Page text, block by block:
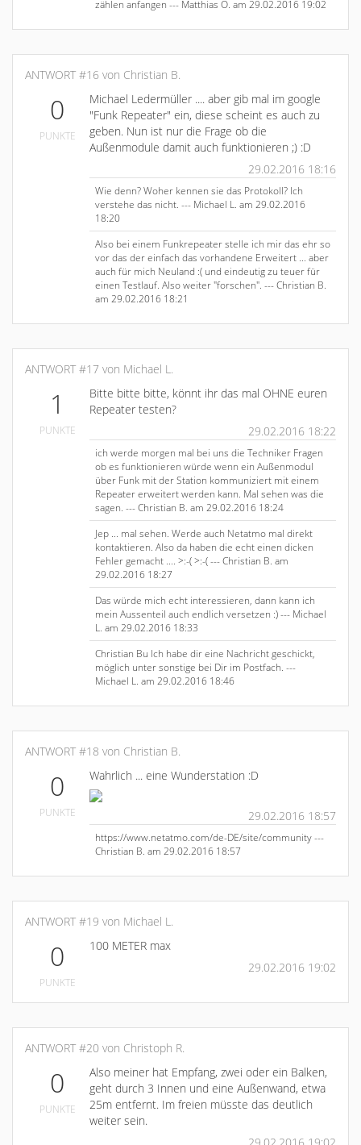
zählen anfangen --- Matthias O. am 29.02.2016 19:02
ANTWORT #16 von Christian B.
0
PUNKTE
Michael Ledermüller .... aber gib mal im google
"Funk Repeater" ein, diese scheint es auch zu
geben. Nun ist nur die Frage ob die
Außenmodule damit auch funktionieren ;) :D
29.02.2016 18:16
Wie denn? Woher kennen sie das Protokoll? Ich
verstehe das nicht. --- Michael L. am 29.02.2016
18:20
Also bei einem Funkrepeater stelle ich mir das ehr so
vor das der einfach das vorhandene Erweitert ... aber
auch für mich Neuland :( und eindeutig zu teuer für
einen Testlauf. Also weiter "forschen". --- Christian B.
am 29.02.2016 18:21
ANTWORT #17 von Michael L.
1
PUNKTE
Bitte bitte bitte, könnt ihr das mal OHNE euren
Repeater testen?
29.02.2016 18:22
ich werde morgen mal bei uns die Techniker Fragen
ob es funktionieren würde wenn ein Außenmodul
über Funk mit der Station kommuniziert mit einem
Repeater erweitert werden kann. Mal sehen was die
sagen. --- Christian B. am 29.02.2016 18:24
Jep ... mal sehen. Werde auch Netatmo mal direkt
kontaktieren. Also da haben die echt einen dicken
Fehler gemacht .... >:-( >:-( --- Christian B. am
29.02.2016 18:27
Das würde mich echt interessieren, dann kann ich
mein Aussenteil auch endlich versetzen :) --- Michael
L. am 29.02.2016 18:33
Christian Bu Ich habe dir eine Nachricht geschickt,
möglich unter sonstige bei Dir im Postfach. ---
Michael L. am 29.02.2016 18:46
ANTWORT #18 von Christian B.
0
PUNKTE
Wahrlich ... eine Wunderstation :D
29.02.2016 18:57
https://www.netatmo.com/de-DE/site/community ---
Christian B. am 29.02.2016 18:57
ANTWORT #19 von Michael L.
0
PUNKTE
100 METER max
29.02.2016 19:02
ANTWORT #20 von Christoph R.
0
PUNKTE
Also meiner hat Empfang, zwei oder ein Balken,
geht durch 3 Innen und eine Außenwand, etwa
25m entfernt. Im freien müsste das deutlich
weiter sein.